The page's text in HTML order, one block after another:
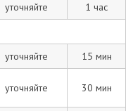
уточняйте 1 час
уточняйте
15 мин
уточняйте 30 мин